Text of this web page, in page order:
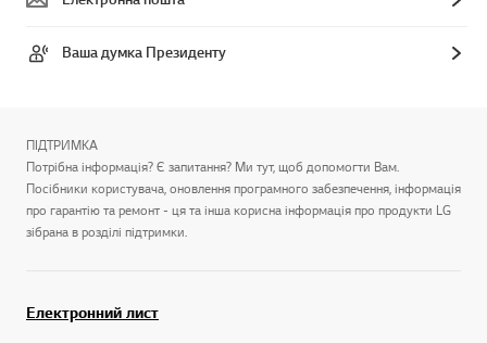
Ваша думка Президенту
ПІДТРИМКА
Потрібна інформація? Є запитання? Ми тут, щоб допомогти Вам.
Посібники користувача, оновлення програмного забезпечення, інформація
про гарантію та ремонт - ця та інша корисна інформація про продукти LG
зібрана в розділі підтримки.
Електронний лист